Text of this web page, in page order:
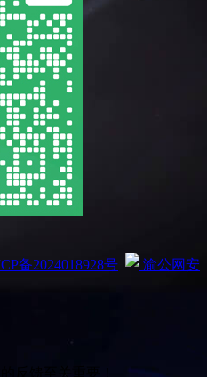
备2024018928号
渝公网安
反馈至关重要！